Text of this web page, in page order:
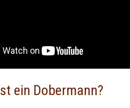
ein Dobermann?